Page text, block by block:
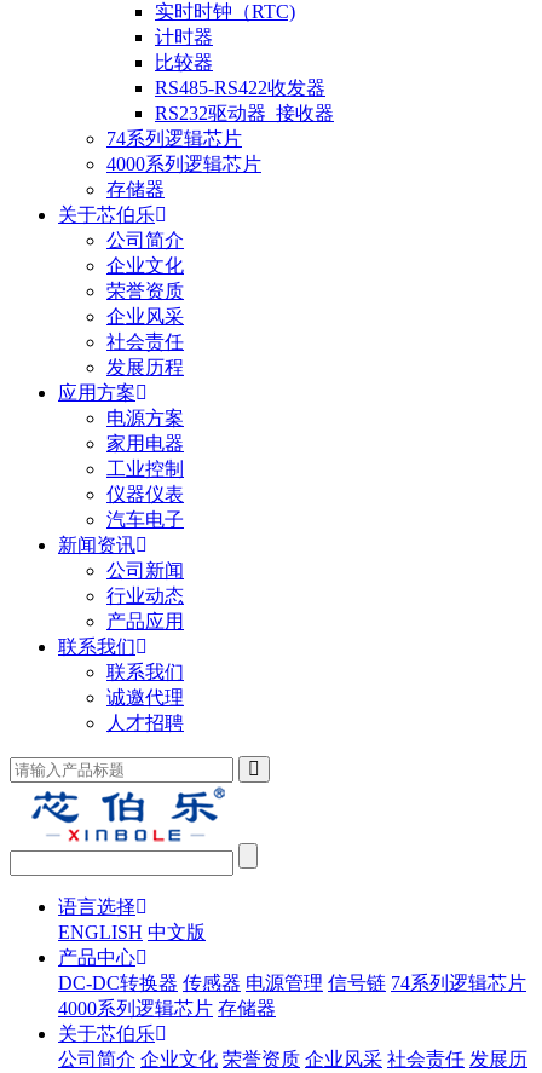
实时时钟（RTC)
计时器
比较器
RS485-RS422收发器
RS232驱动器_接收器
74系列逻辑芯片
4000系列逻辑芯片
存储器
关于芯伯乐
公司简介
企业文化
荣誉资质
企业风采
社会责任
发展历程
应用方案
电源方案
家用电器
工业控制
仪器仪表
汽车电子
新闻资讯
公司新闻
行业动态
产品应用
联系我们
联系我们
诚邀代理
人才招聘
语言选择
ENGLISH 中文版
产品中心
DC-DC转换器 传感器 电源管理 信号链 74系列逻辑芯片
4000系列逻辑芯片 存储器
关于芯伯乐
公司简介 企业文化 荣誉资质 企业风采 社会责任 发展历